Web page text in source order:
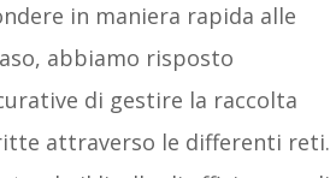
in maniera rapida alle
abbiamo risposto
di gestire la raccolta
attraverso le differenti reti.